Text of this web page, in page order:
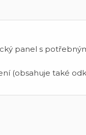
panel s
(obsahuje také